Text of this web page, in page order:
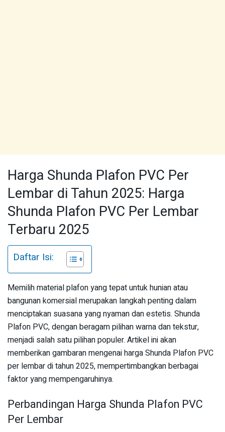
Harga Shunda Plafon PVC Per
Lembar di Tahun 2025: Harga
Shunda Plafon PVC Per Lembar
Terbaru 2025
Daftar Isi:
Memilih material plafon yang tepat untuk hunian atau
bangunan komersial merupakan langkah penting dalam
menciptakan suasana yang nyaman dan estetis. Shunda
Plafon PVC, dengan beragam pilihan warna dan tekstur,
menjadi salah satu pilihan populer. Artikel ini akan
memberikan gambaran mengenai harga Shunda Plafon PVC
per lembar di tahun 2025, mempertimbangkan berbagai
faktor yang mempengaruhinya.
Perbandingan Harga Shunda Plafon PVC
Per Lembar